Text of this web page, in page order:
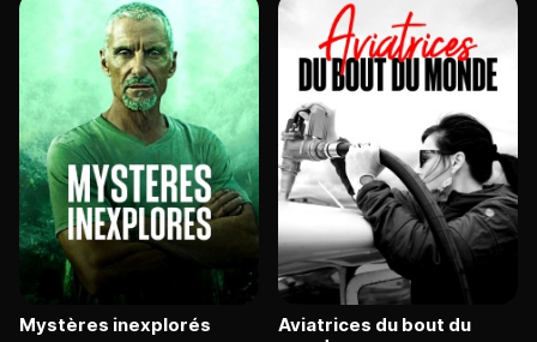
Mystères inexplorés
Aviatrices du bout du